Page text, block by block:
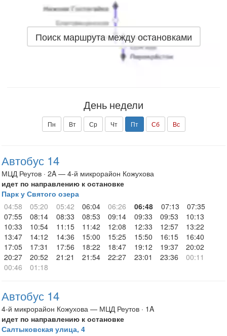
Поиск маршрута между остановками
День недели
Пн Вт Ср Чт Пт Сб Вс
Автобус 14
МЦД Реутов · 2A — 4-й микрорайон Кожухова
идет по направлению к остановке
Парк у Святого озера
04:58
05:20 05:42 06:04 06:26 06:48 07:13
07:35
07:55
08:14 08:33 08:53 09:14 09:33 09:53
10:13
10:33
10:54 11:15 11:42 12:08 12:33 12:57
13:22
13:47
14:12 14:36 15:00 15:25 15:50 16:15
16:40
17:05
17:31 17:56 18:22 18:47 19:12 19:37
20:02
20:27
20:52 21:21 21:54 22:27 23:01 23:36
00:11
00:46
01:18
Автобус 14
4-й микрорайон Кожухова — МЦД Реутов · 1A
идет по направлению к остановке
Салтыковская улица, 4